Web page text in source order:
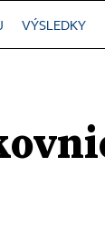
VÝSLEDKY